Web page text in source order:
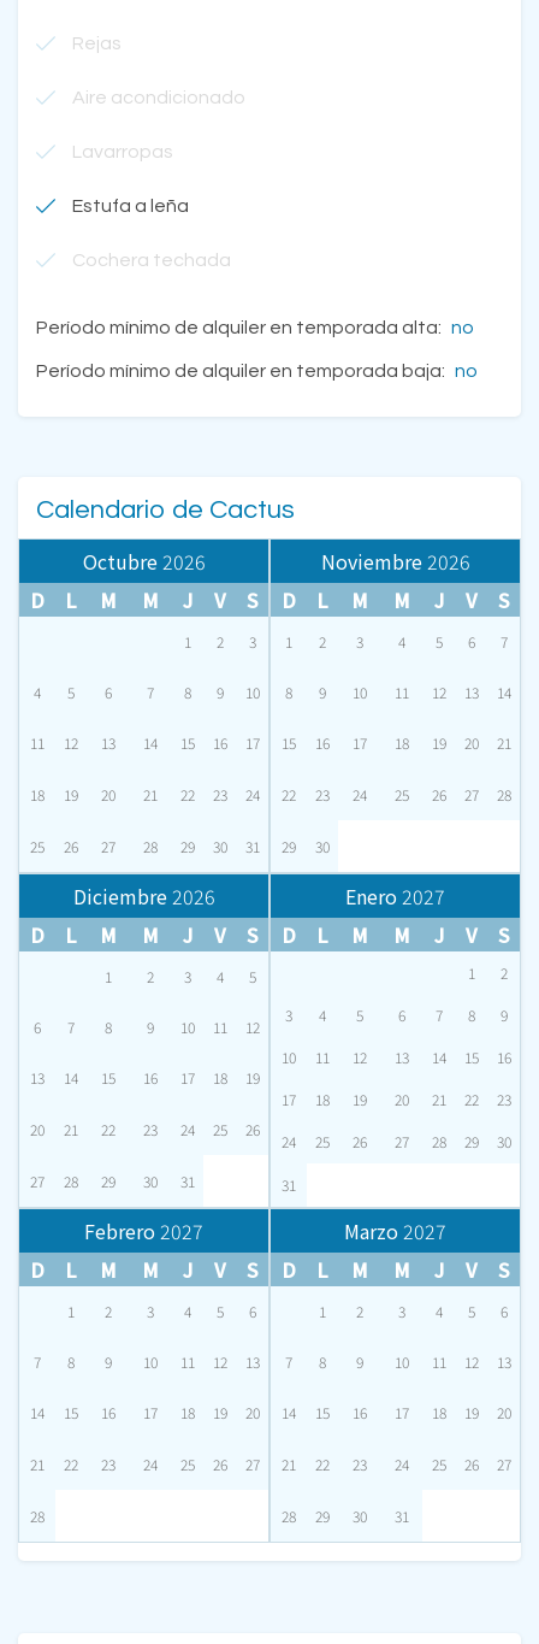
Rejas
Aire acondicionado
Lavarropas
Estufa a leña
Cochera techada
Período mínimo de alquiler en temporada alta: no
Período mínimo de alquiler en temporada baja: no
Calendario de Cactus
Octubre2026
D
L M M J V S
1 2 3
4 5 6 7 8 9 10
11 12 13 14 15 16 17
18 19 20 21 22 23 24
25 26 27 28 29 30 31
Noviembre2026
D
L M M J V S
1 2 3 4 5 6 7
8 9 10 11 12 13 14
15 16 17 18 19 20 21
22 23 24 25 26 27 28
29 30
Diciembre2026
D
L M M J V S
1 2 3 4 5
6 7 8 9 10 11 12
13 14 15 16 17 18 19
20 21 22 23 24 25 26
27 28 29 30 31
Enero2027
D
L M M J V S
1 2
3 4 5 6 7 8 9
10 11 12 13 14 15 16
17 18 19 20 21 22 23
24 25 26 27 28 29 30
31
Febrero2027
D
L M M J V S
1 2 3 4 5 6
7 8 9 10 11 12 13
14 15 16 17 18 19 20
21 22 23 24 25 26 27
28
Marzo2027
D
L M M J V S
1 2 3 4 5 6
7 8 9 10 11 12 13
14 15 16 17 18 19 20
21 22 23 24 25 26 27
28 29 30 31